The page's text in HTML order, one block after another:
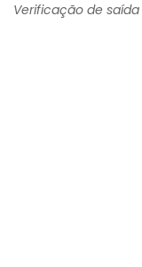
Verificação de saída